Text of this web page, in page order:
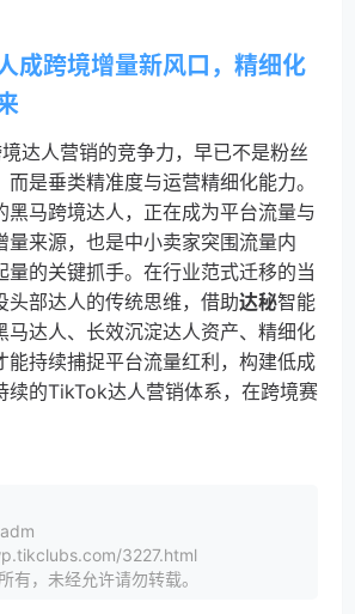
成跨境增量新风口，精细化
达人营销的竞争力，早已不是粉丝
是垂类精准度与运营精细化能力。
黑马跨境达人，正在成为平台流量与
量来源，也是中小卖家突围流量内
量的关键抓手。在行业范式迁移的当
头部达人的传统思维，借助达秘智能
马达人、长效沉淀达人资产、精细化
能持续捕捉平台流量红利，构建低成
续的TikTok达人营销体系，在跨境赛
3227.html
有，未经允许请勿转载。